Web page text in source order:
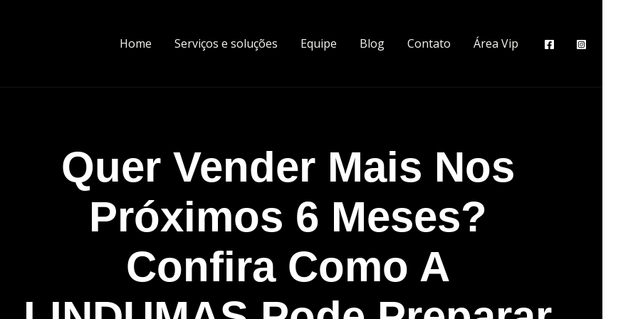
Home Serviços e soluções Equipe Blog Contato Área Vip
Quer Vender Mais Nos
Próximos 6 Meses?
Confira Como A